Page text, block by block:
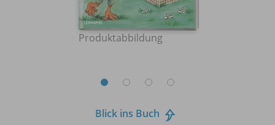
Produktabbildung
Blick ins Buch